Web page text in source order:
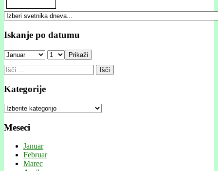
Iskanje po datumu
Prikaži
Išči:
Kategorije
Kategorije
Meseci
Januar
Februar
Marec